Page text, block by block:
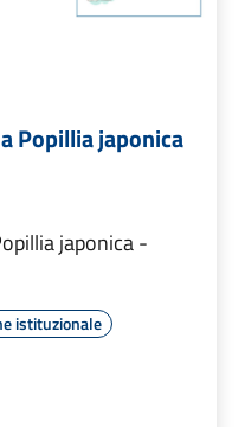
Popillia japonica
japonica -
istituzionale